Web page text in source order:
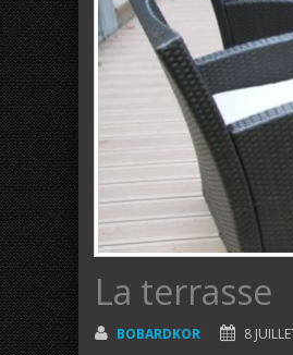
La terrasse
BOBARDKOR 8